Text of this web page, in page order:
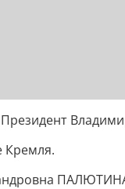
Кремля.